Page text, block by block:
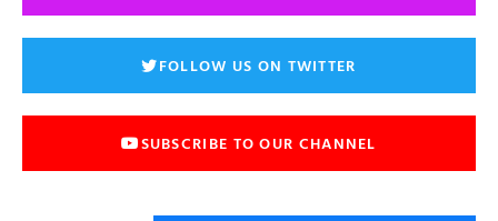
FOLLOW US ON TWITTER
SUBSCRIBE TO OUR CHANNEL